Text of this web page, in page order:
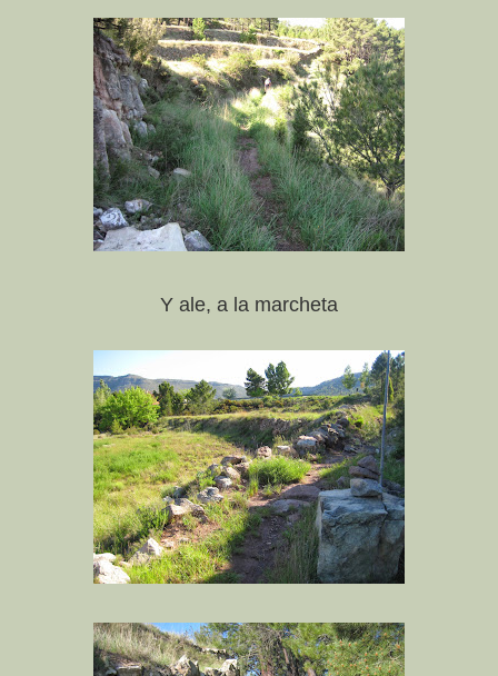
Y ale, a la marcheta